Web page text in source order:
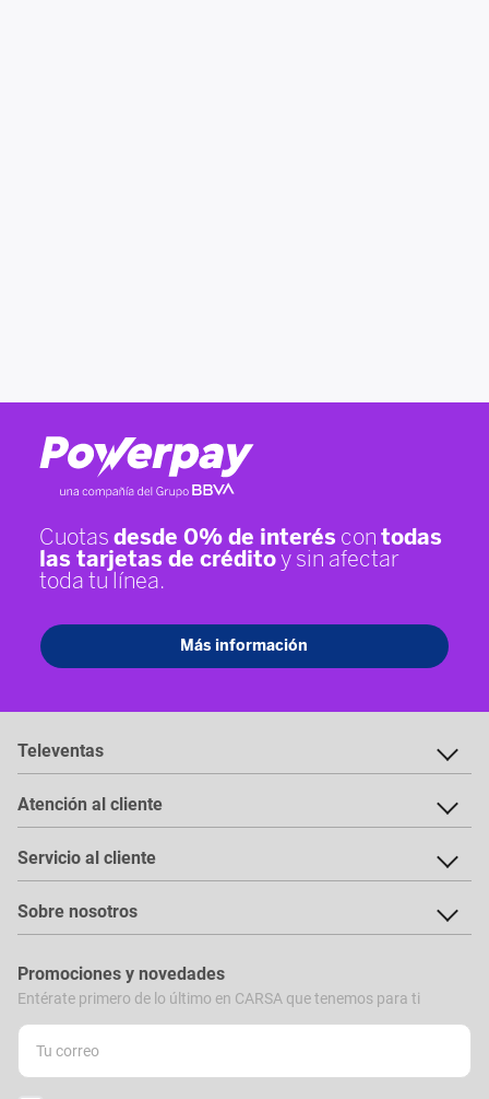
Televentas
Atención al cliente
Servicio al cliente
Sobre nosotros
Promociones y novedades
Entérate primero de lo último en CARSA que tenemos para ti